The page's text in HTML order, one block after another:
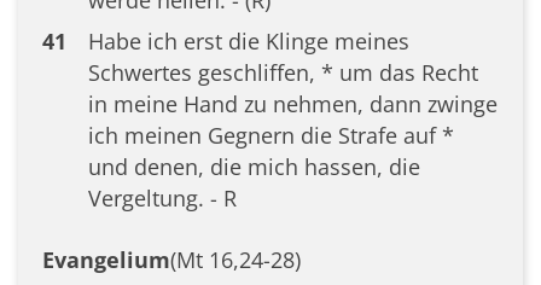
41
Habe ich erst die Klinge meines
Schwertes geschliffen, * um das Recht
in meine Hand zu nehmen, dann zwinge
ich meinen Gegnern die Strafe auf *
und denen, die mich hassen, die
Vergeltung. - R
Evangelium(Mt 16,24-28)